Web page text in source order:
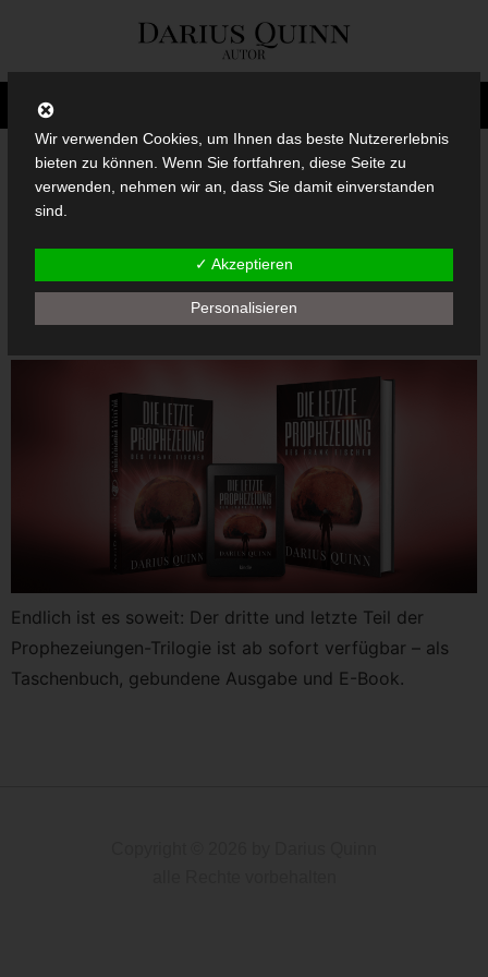
Schlagwort:
Das große Finale der
Thrillogie ist da
Endlich ist es soweit: Der dritte und letzte Teil der
Prophezeiungen-Trilogie ist ab sofort verfügbar – als
Taschenbuch, gebundene Ausgabe und E-Book.
Wir verwenden Cookies, um Ihnen das beste Nutzererlebnis
bieten zu können. Wenn Sie fortfahren, diese Seite zu
verwenden, nehmen wir an, dass Sie damit einverstanden
sind.
✓ Akzeptieren
Personalisieren